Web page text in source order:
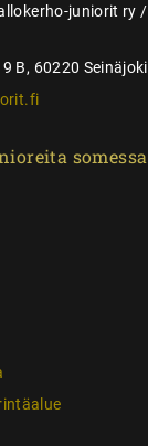
juniorit ry /
B, 60220 Seinäjoki
somessa